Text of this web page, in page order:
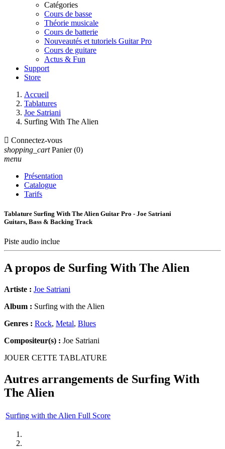
Catégories
Cours de basse
Théorie musicale
Cours de batterie
Nouveautés et tutoriels Guitar Pro
Cours de guitare
Actus & Fun
Support
Store
Accueil
Tablatures
Joe Satriani
Surfing With The Alien
 Connectez-vous
shopping_cart Panier (0)
menu
Présentation
Catalogue
Tarifs
Tablature Surfing With The Alien Guitar Pro - Joe Satriani
Guitars, Bass & Backing Track
Piste audio inclue
A propos de Surfing With The Alien
Artiste : Joe Satriani
Album : Surfing with the Alien
Genres : Rock, Metal, Blues
Compositeur(s) : Joe Satriani
JOUER CETTE TABLATURE
Autres arrangements de Surfing With
The Alien
Surfing with the Alien Full Score